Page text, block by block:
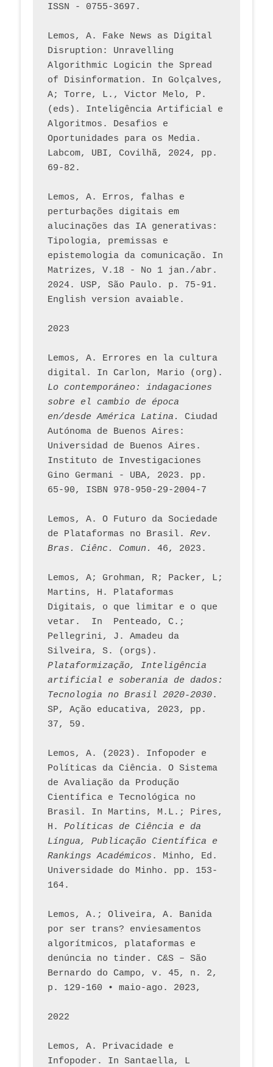
ISSN - 0755-3697.
Lemos, A. Fake News as Digital
Disruption: Unravelling
Algorithmic Logicin the Spread
of Disinformation. In Golçalves,
A; Torre, L., Victor Melo, P.
(eds). Inteligência Artificial e
Algoritmos. Desafios e
Oportunidades para os Media.
Labcom, UBI, Covilhã, 2024, pp.
69-82.
Lemos, A. Erros, falhas e
perturbações digitais em
alucinações das IA generativas:
Tipologia, premissas e
epistemologia da comunicação. In
Matrizes, V.18 - No 1 jan./abr.
2024. USP, São Paulo. p. 75-91.
English version avaiable.
2023
Lemos, A. Errores en la cultura
Lo contemporáneo: indagaciones
sobre el cambio de época
en/desde América Latina.
Ciudad
Autónoma de Buenos Aires:
Universidad de Buenos Aires.
Instituto de Investigaciones
Gino Germani - UBA, 2023. pp.
65-90, ISBN 978-950-29-2004-7
Lemos, A. O Futuro da Sociedade
de Plataformas no Brasil. Rev.
Bras. Ciênc. Comun.
Lemos, A; Grohman, R; Packer, L;
Martins, H. Plataformas
Digitais, o que limitar e o que
vetar.  In  Penteado, C.;
Pellegrini, J. Amadeu da
Plataformização, Inteligência
artificial e soberania de dados:
Tecnologia no Brasil 2020-2030.
SP, Ação educativa, 2023, pp.
37, 59.
Lemos, A. (2023). Infopoder e
Políticas da Ciência. O Sistema
de Avaliação da Produção
Científica e Tecnológica no
Brasil. In Martins, M.L.; Pires,
H. Políticas de Ciência e da
Língua, Publicação Científica e
Rankings Académicos . Minho, Ed.
Universidade do Minho. pp. 153-
164.
Lemos, A.; Oliveira, A. Banida
por ser trans? enviesamentos
algorítmicos, plataformas e
denúncia no tinder. C&S – São
Bernardo do Campo, v. 45, n. 2,
p. 129-160 • maio-ago. 2023,
2022
Lemos, A. Privacidade e
Infopoder. In Santaella, L